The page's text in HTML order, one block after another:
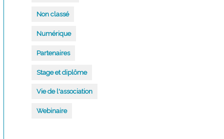
Non classé
Numérique
Partenaires
Stage et diplôme
Vie de l'association
Webinaire